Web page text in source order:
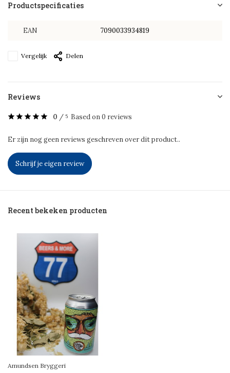
Productspecificaties
EAN 7090033934819
Vergelijk Delen
Reviews
0 / 5 Based on 0 reviews
Er zijn nog geen reviews geschreven over dit product..
Schrijf je eigen review
Recent bekeken producten
Amundsen Bryggeri